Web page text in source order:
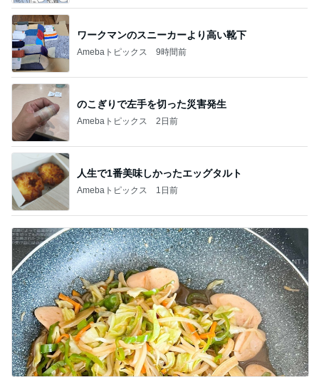
ワークマンのスニーカーより高い靴下
Amebaトピックス 9時間前
のこぎりで左手を切った災害発生
Amebaトピックス 2日前
人生で1番美味しかったエッグタルト
Amebaトピックス 1日前